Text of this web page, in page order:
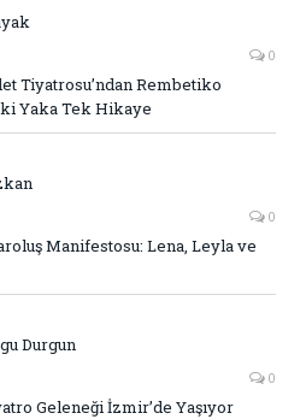
0
Tiyatrosu’ndan Rembetiko
Yaka Tek Hikaye
0
Manifestosu: Lena, Leyla ve
Durgun
0
Geleneği İzmir’de Yaşıyor